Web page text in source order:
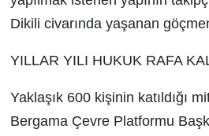
Dikili civarında yaşanan
YILLAR YILI HUKUK RAFA
Yaklaşık 600 kişinin katıldığı
Bergama Çevre Platformu